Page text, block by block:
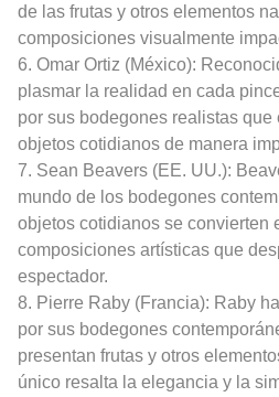
de las frutas y otros elementos
composiciones visualmente
6. Omar Ortiz (México):
plasmar la realidad en cada
por sus bodegones realistas
objetos cotidianos de manera
7. Sean Beavers (EE. UU.):
mundo de los bodegones
objetos cotidianos se convierten
composiciones artísticas que
espectador.
8. Pierre Raby (Francia): Raby
por sus bodegones
presentan frutas y otros
único resalta la elegancia y la